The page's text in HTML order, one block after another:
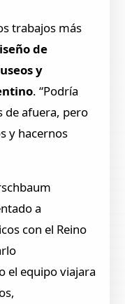
trabajos más
de
y
. “Podría
de afuera, pero
y hacernos
a
con el Reino
el equipo viajara